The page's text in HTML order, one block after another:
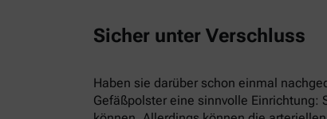
Sicher unter Verschluss
Haben sie darüber schon einmal
Gefäßpolster eine sinnvolle